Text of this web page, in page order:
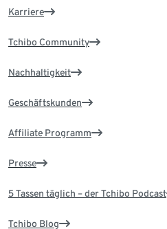
Karriere
Tchibo Community
Nachhaltigkeit
Geschäftskunden
Affiliate Programm
Presse
5 Tassen täglich – der Tchibo Podcast
Tchibo Blog